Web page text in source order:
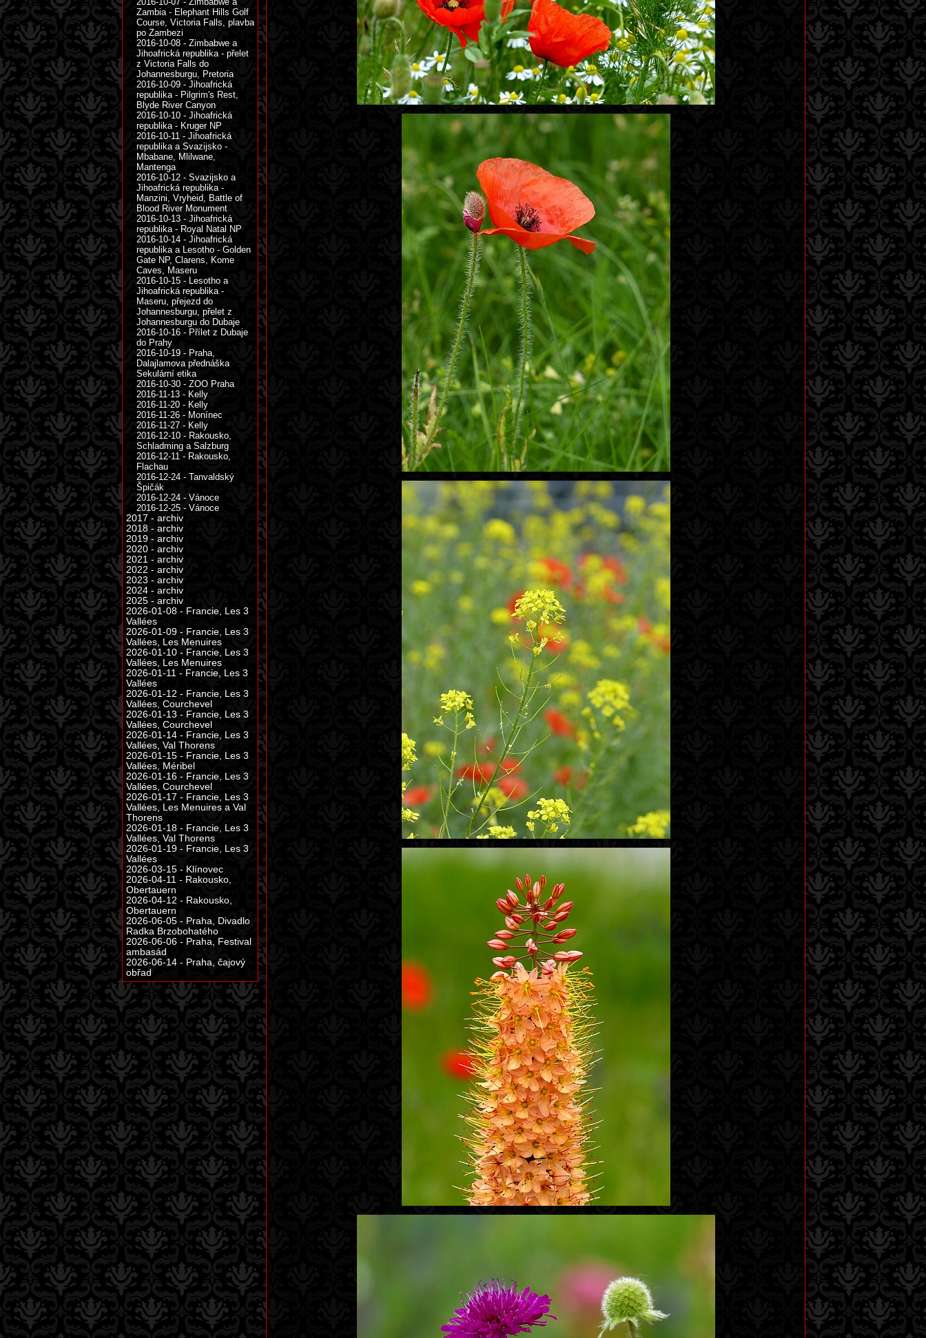
Zambia - Elephant Hills Golf
Course, Victoria Falls, plavba
po Zambezi
2016-10-08 - Zimbabwe a
Jihoafrická republika - přelet
z Victoria Falls do
Johannesburgu, Pretoria
2016-10-09 - Jihoafrická
republika - Pilgrim's Rest,
Blyde River Canyon
2016-10-10 - Jihoafrická
republika - Kruger NP
2016-10-11 - Jihoafrická
republika a Svazijsko -
Mbabane, Mlilwane,
Mantenga
2016-10-12 - Svazijsko a
Jihoafrická republika -
Manzini, Vryheid, Battle of
Blood River Monument
2016-10-13 - Jihoafrická
republika - Royal Natal NP
2016-10-14 - Jihoafrická
republika a Lesotho - Golden
Gate NP, Clarens, Kome
Caves, Maseru
2016-10-15 - Lesotho a
Jihoafrická republika -
Maseru, přejezd do
Johannesburgu, přelet z
Johannesburgu do Dubaje
2016-10-16 - Přílet z Dubaje
do Prahy
2016-10-19 - Praha,
Dalajlamova přednáška
Sekulární etika
2016-10-30 - ZOO Praha
2016-11-13 - Kelly
2016-11-20 - Kelly
2016-11-26 - Monínec
2016-11-27 - Kelly
2016-12-10 - Rakousko,
Schladming a Salzburg
2016-12-11 - Rakousko,
Flachau
2016-12-24 - Tanvaldský
Špičák
2016-12-24 - Vánoce
2016-12-25 - Vánoce
2017 - archiv
2018 - archiv
2019 - archiv
2020 - archiv
2021 - archiv
2022 - archiv
2023 - archiv
2024 - archiv
2025 - archiv
2026-01-08 - Francie, Les 3
Vallées
2026-01-09 - Francie, Les 3
Vallées, Les Menuires
2026-01-10 - Francie, Les 3
Vallées, Les Menuires
2026-01-11 - Francie, Les 3
Vallées
2026-01-12 - Francie, Les 3
Vallées, Courchevel
2026-01-13 - Francie, Les 3
Vallées, Courchevel
2026-01-14 - Francie, Les 3
Vallées, Val Thorens
2026-01-15 - Francie, Les 3
Vallées, Méribel
2026-01-16 - Francie, Les 3
Vallées, Courchevel
2026-01-17 - Francie, Les 3
Vallées, Les Menuires a Val
Thorens
2026-01-18 - Francie, Les 3
Vallées, Val Thorens
2026-01-19 - Francie, Les 3
Vallées
2026-03-15 - Klínovec
2026-04-11 - Rakousko,
Obertauern
2026-04-12 - Rakousko,
Obertauern
2026-06-05 - Praha, Divadlo
Radka Brzobohatého
2026-06-06 - Praha, Festival
ambasád
2026-06-14 - Praha, čajový
obřad